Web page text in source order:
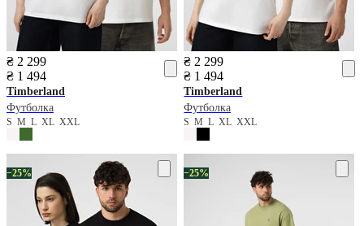
₴ 2 299
₴ 1 494
Timberland
Футболка
S M L XL XXL
₴ 2 299
₴ 1 494
Timberland
Футболка
SMLXLXXL
−25% −25%